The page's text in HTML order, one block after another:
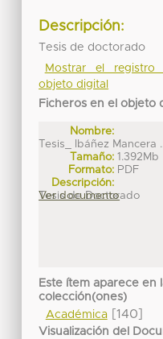
Descripción:
Tesis de doctorado
Mostrar el registro
objeto digital
Ficheros en el objeto
Nombre:
Tesis_ Ibáñez Mancera
Tamaño: 1.392Mb
Formato: PDF
Descripción:
Tesis de Doctorado
Ver documento
Este ítem aparece en
colección(ones)
Académica[140]
Visualización del